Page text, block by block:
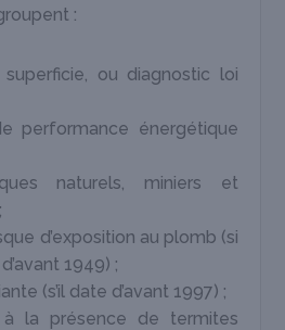
:
superficie, ou diagnostic loi
performance énergétique
naturels, miniers et
d’exposition au plomb (si
1949) ;
(s’il date d’avant 1997) ;
la présence de termites